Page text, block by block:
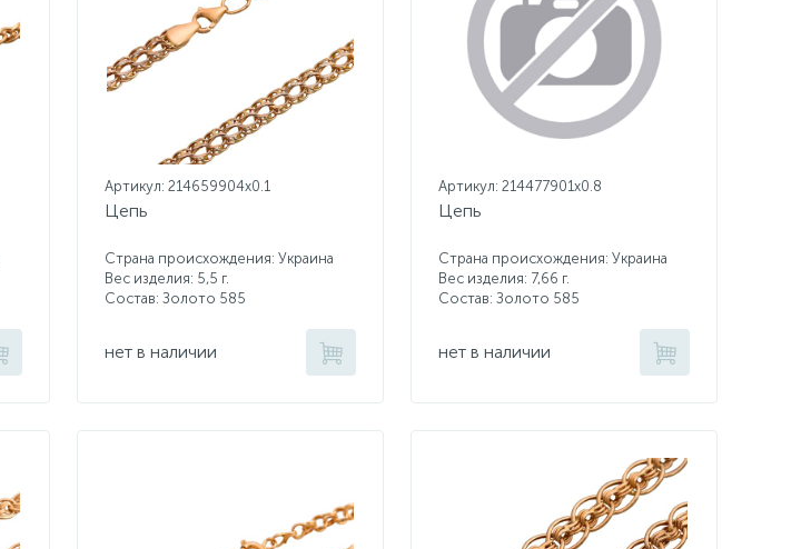
Артикул: 214659904x0.1
Цепь
Страна происхождения: Украина
Вес изделия: 5,5 г.
Состав: Золото 585
нет в наличии
Артикул: 214477901x0.8
Цепь
Страна происхождения: Украина
Вес изделия: 7,66 г.
Состав: Золото 585
нет в наличии